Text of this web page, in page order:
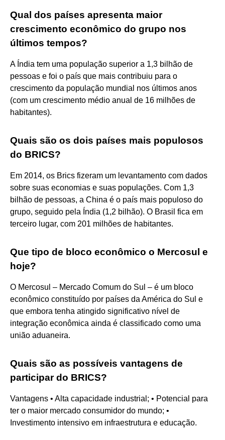
Qual dos países apresenta maior
crescimento econômico do grupo nos
últimos tempos?
A Índia tem uma população superior a 1,3 bilhão de
pessoas e foi o país que mais contribuiu para o
crescimento da população mundial nos últimos anos
(com um crescimento médio anual de 16 milhões de
habitantes).
Quais são os dois países mais populosos
do BRICS?
Em 2014, os Brics fizeram um levantamento com dados
sobre suas economias e suas populações. Com 1,3
bilhão de pessoas, a China é o país mais populoso do
grupo, seguido pela Índia (1,2 bilhão). O Brasil fica em
terceiro lugar, com 201 milhões de habitantes.
Que tipo de bloco econômico o Mercosul e
hoje?
O Mercosul – Mercado Comum do Sul – é um bloco
econômico constituído por países da América do Sul e
que embora tenha atingido significativo nível de
integração econômica ainda é classificado como uma
união aduaneira.
Quais são as possíveis vantagens de
participar do BRICS?
Vantagens • Alta capacidade industrial; • Potencial para
ter o maior mercado consumidor do mundo; •
Investimento intensivo em infraestrutura e educação.